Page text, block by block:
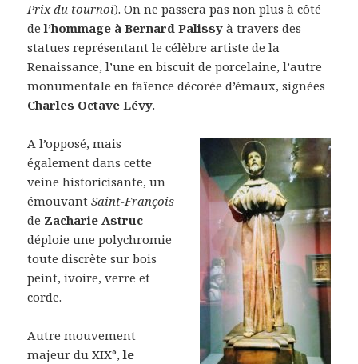
Prix du tournoi). On ne passera pas non plus à côté
del’hommage à Bernard Palissy à travers des
statues représentant le célèbre artiste de la
Renaissance, l’une en biscuit de porcelaine, l’autre
monumentale en faïence décorée d’émaux, signées
Charles Octave Lévy.
A l’opposé, mais
également dans cette
veine historicisante, un
émouvantSaint-François
de Zacharie Astruc
déploie une polychromie
toute discrète sur bois
peint, ivoire, verre et
corde.
Autre mouvement
majeur du XIX°,le